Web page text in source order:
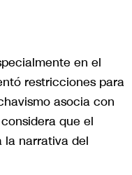
en el
restricciones para
asocia con
que el
la narrativa del